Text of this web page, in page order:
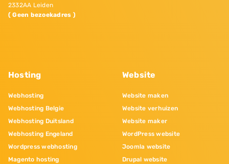
2332AA Leiden
( Geen bezoekadres )
Hosting
Webhosting
Webhosting Belgie
Webhosting Duitsland
Webhosting Engeland
Wordpress webhosting
Magento hosting
Website
Website maken
Website verhuizen
Website maker
WordPress website
Joomla website
Drupal website